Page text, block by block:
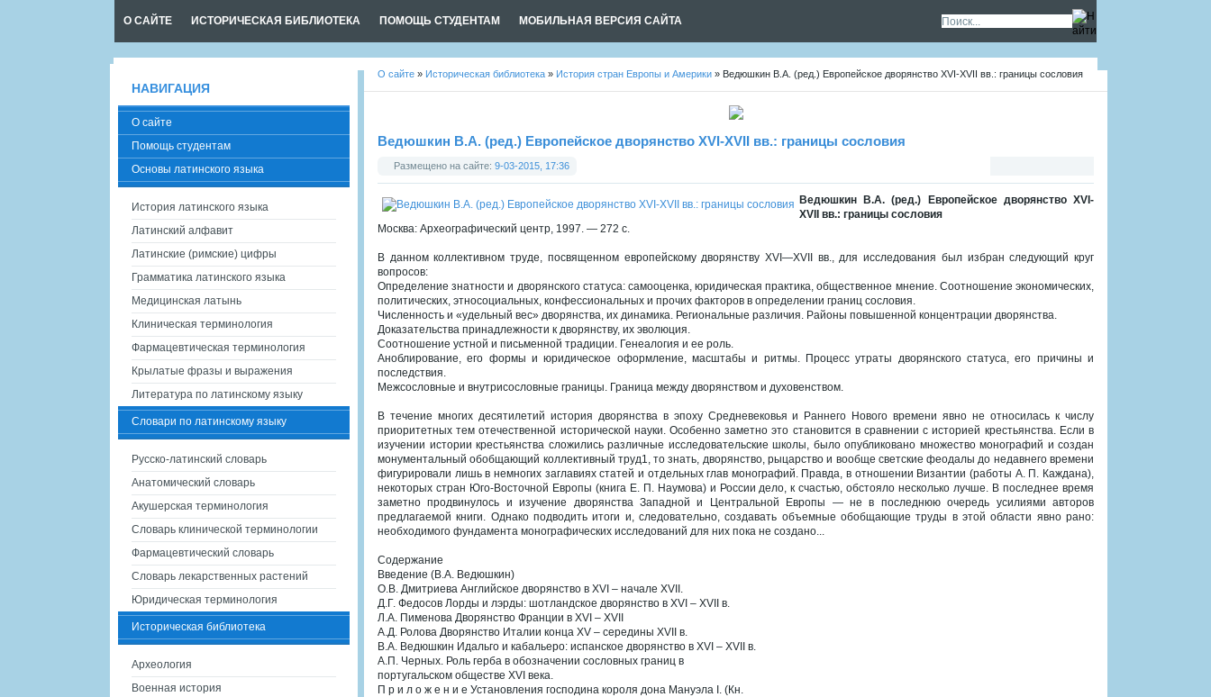
О САЙТЕ ИСТОРИЧЕСКАЯ БИБЛИОТЕКА ПОМОЩЬ СТУДЕНТАМ МОБИЛЬНАЯ ВЕРСИЯ САЙТА
О сайте » Историческая библиотека » История стран Европы и Америки » Ведюшкин В.А. (ред.) Европейское дворянство XVI-XVII вв.: границы сословия
Ведюшкин В.А. (ред.) Европейское дворянство XVI-XVII вв.: границы сословия
Размещено на сайте: 9-03-2015, 17:36
Ведюшкин В.А. (ред.) Европейское дворянство XVI-
XVII вв.: границы сословия
Москва: Археографический центр, 1997. — 272 с.
В данном коллективном труде, посвященном европейскому дворянству XVI—XVII вв., для исследования был избран следующий круг
вопросов:
Определение знатности и дворянского статуса: самооценка, юридическая практика, общественное мнение. Соотношение экономических,
политических, этносоциальных, конфессиональных и прочих факторов в определении границ сословия.
Численность и «удельный вес» дворянства, их динамика. Региональные различия. Районы повышенной концентрации дворянства.
Доказательства принадлежности к дворянству, их эволюция.
Соотношение устной и письменной традиции. Генеалогия и ее роль.
Аноблирование, его формы и юридическое оформление, масштабы и ритмы. Процесс утраты дворянского статуса, его причины и
последствия.
Межсословные и внутрисословные границы. Граница между дворянством и духовенством.
В течение многих десятилетий история дворянства в эпоху Средневековья и Раннего Нового времени явно не относилась к числу
приоритетных тем отечественной исторической науки. Особенно заметно это становится в сравнении с историей крестьянства. Если в
изучении истории крестьянства сложились различные исследовательские школы, было опубликовано множество монографий и создан
монументальный обобщающий коллективный труд1, то знать, дворянство, рыцарство и вообще светские феодалы до недавнего времени
фигурировали лишь в немногих заглавиях статей и отдельных глав монографий. Правда, в отношении Византии (работы А. П. Каждана),
некоторых стран Юго-Восточной Европы (книга Е. П. Наумова) и России дело, к счастью, обстояло несколько лучше. В последнее время
заметно продвинулось и изучение дворянства Западной и Центральной Европы — не в последнюю очередь усилиями авторов
предлагаемой книги. Однако подводить итоги и, следовательно, создавать объемные обобщающие труды в этой области явно рано:
необходимого фундамента монографических исследований для них пока не создано...
Содержание
Введение (В.А. Ведюшкин)
О.В. Дмитриева Английское дворянство в XVI – начале XVII.
Д.Г. Федосов Лорды и лэрды: шотландское дворянство в XVI – XVII в.
Л.А. Пименова Дворянство Франции в XVI – XVII
А.Д. Ролова Дворянство Италии конца XV – середины XVII в.
В.А. Ведюшкин Идальго и кабальеро: испанское дворянство в XVI – XVII в.
А.П. Черных. Роль герба в обозначении сословных границ в
португальском обществе XVI века.
П р и л о ж е н и е Установления господина короля дона Мануэла I. (Кн.
НАВИГАЦИЯ
О сайте
Помощь студентам
Основы латинского языка
История латинского языка
Латинский алфавит
Латинские (римские) цифры
Грамматика латинского языка
Медицинская латынь
Клиническая терминология
Фармацевтическая терминология
Крылатые фразы и выражения
Литература по латинскому языку
Словари по латинскому языку
Русско-латинский словарь
Анатомический словарь
Акушерская терминология
Словарь клинической терминологии
Фармацевтический словарь
Словарь лекарственных растений
Юридическая терминология
Историческая библиотека
Археология
Военная история